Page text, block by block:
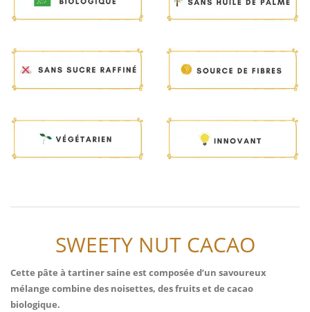
SWEETY NUT CACAO
Cette pâte à tartiner saine est composée d’un savoureux
mélange combine des noisettes, des fruits et de cacao
biologique.